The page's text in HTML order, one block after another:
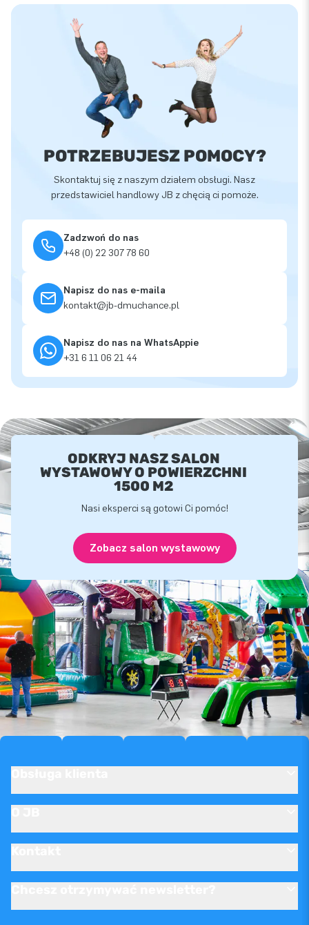
POTRZEBUJESZ POMOCY?
Skontaktuj się z naszym działem obsługi. Nasz
przedstawiciel handlowy JB z chęcią ci pomoże.
Zadzwoń do nas
+48 (0) 22 307 78 60
Napisz do nas e-maila
kontakt@jb-dmuchance.pl
Napisz do nas na WhatsAppie
+31 6 11 06 21 44
ODKRYJ NASZ SALON
WYSTAWOWY O POWIERZCHNI
1500 M2
Nasi eksperci są gotowi Ci pomóc!
Zobacz salon wystawowy